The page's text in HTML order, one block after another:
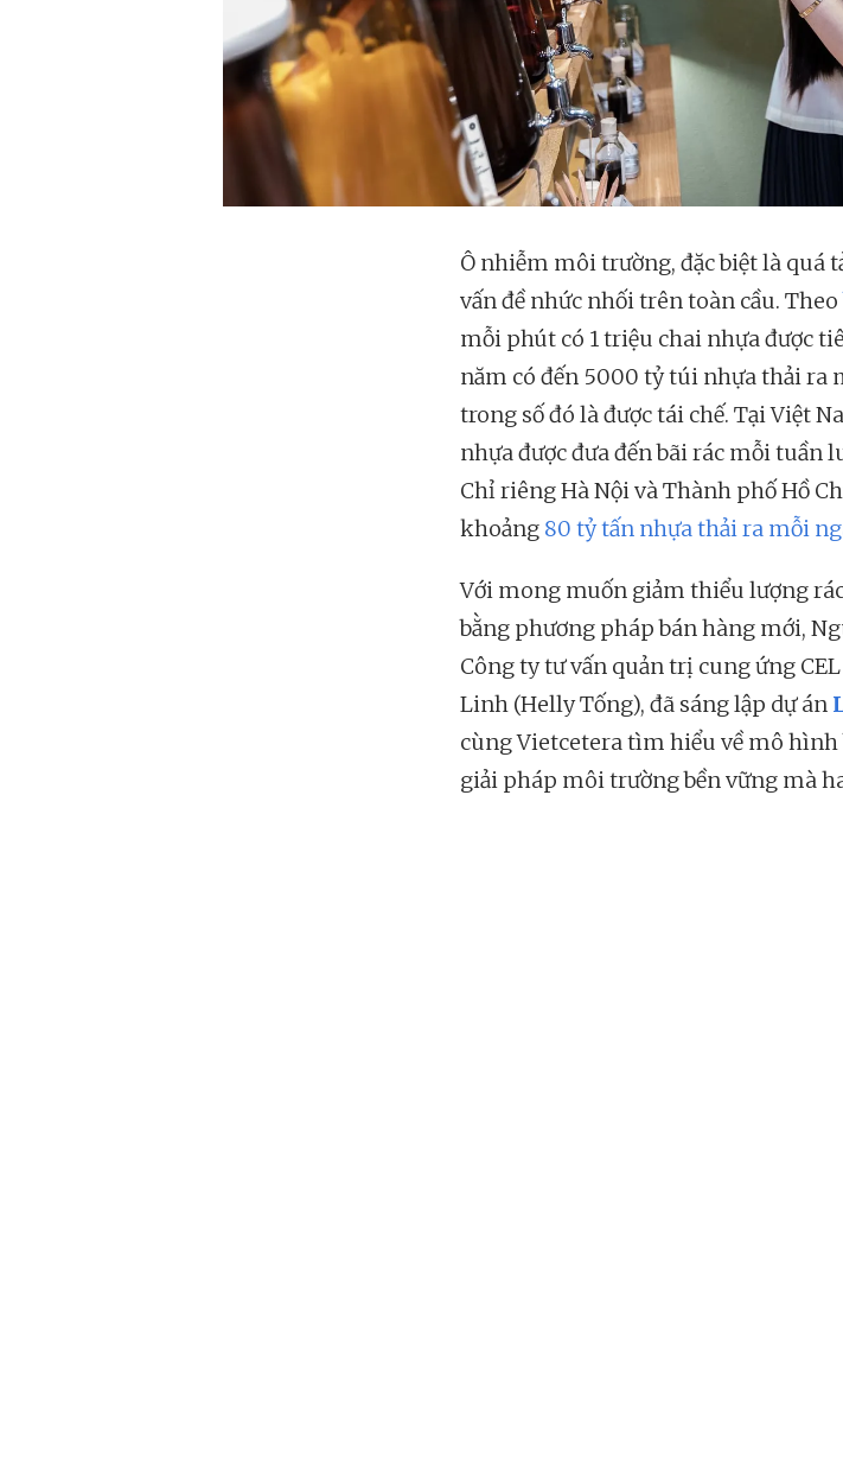
Ô nhiễm môi trường, đặc biệt là quá
vấn đề nhức nhối trên toàn cầu. Theo
mỗi phút có 1 triệu chai nhựa được
năm có đến 5000 tỷ túi nhựa thải ra
trong số đó là được tái chế. Tại Việt
nhựa được đưa đến bãi rác mỗi tuần
Chỉ riêng Hà Nội và Thành phố Hồ
khoảng 80 tỷ tấn nhựa thải ra mỗi
Với mong muốn giảm thiểu lượng
bằng phương pháp bán hàng mới,
Công ty tư vấn quản trị cung ứng
Linh (Helly Tống), đã sáng lập dự án
cùng Vietcetera tìm hiểu về mô hình
giải pháp môi trường bền vững mà